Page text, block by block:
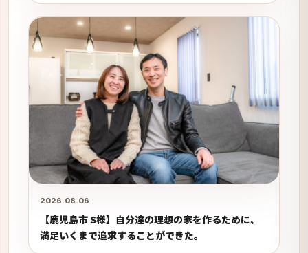
2026.08.06
【鹿児島市 S様】自分達の理想の家を作るために、
満足いくまで追求することができた。